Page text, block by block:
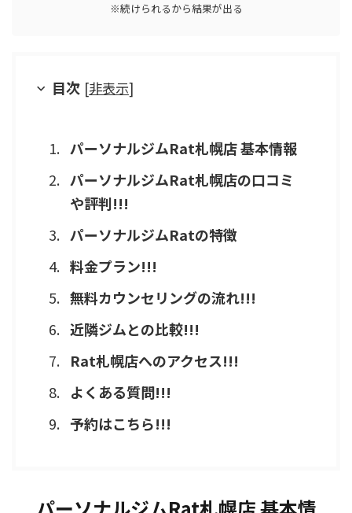
※続けられるから結果が出る
目次 [非表示]
パーソナルジムRat札幌店 基本情報
パーソナルジムRat札幌店の口コミ
や評判!!!
パーソナルジムRatの特徴
料金プラン!!!
無料カウンセリングの流れ!!!
近隣ジムとの比較!!!
Rat札幌店へのアクセス!!!
よくある質問!!!
予約はこちら!!!